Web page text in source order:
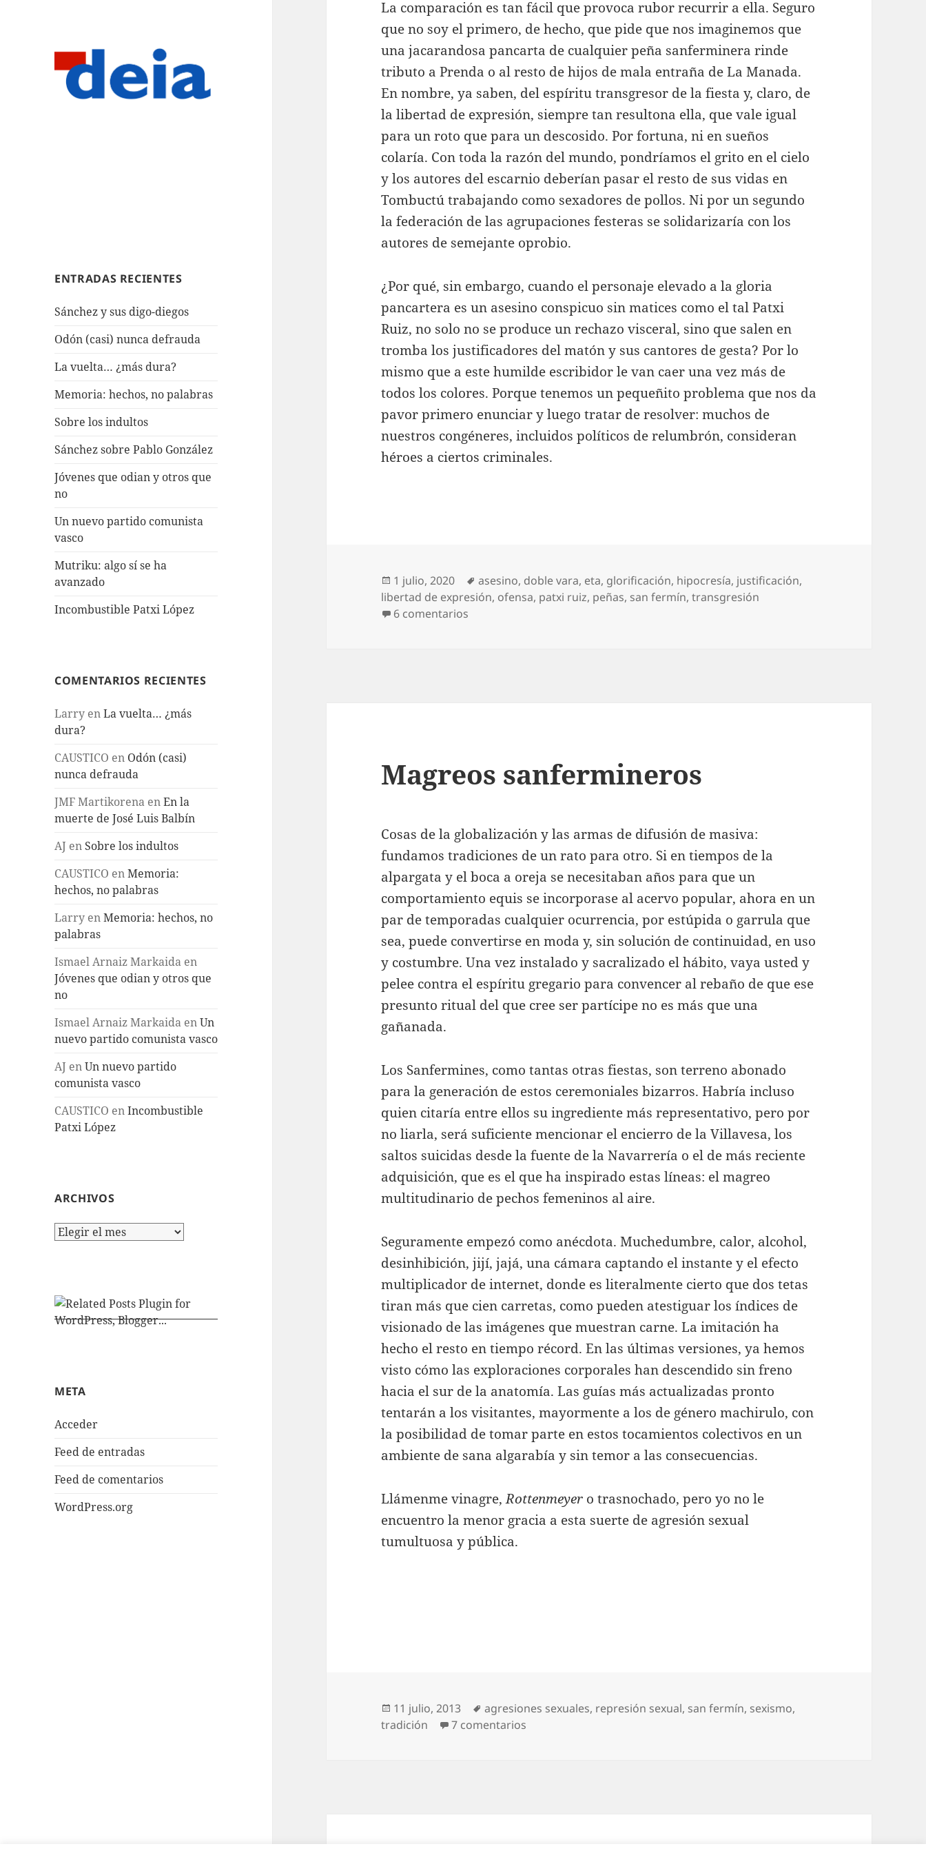
ENTRADAS RECIENTES
Sánchez y sus digo-diegos
Odón (casi) nunca defrauda
La vuelta… ¿más dura?
Memoria: hechos, no palabras
Sobre los indultos
Sánchez sobre Pablo González
Jóvenes que odian y otros que
no
Un nuevo partido comunista
vasco
Mutriku: algo sí se ha
avanzado
Incombustible Patxi López
COMENTARIOS RECIENTES
Larry enLa vuelta… ¿más
dura?
CAUSTICO en Odón (casi)
nunca defrauda
JMF Martikorena enEn la
muerte de José Luis Balbín
AJ en Sobre los indultos
CAUSTICO enMemoria:
hechos, no palabras
Larry enMemoria: hechos, no
palabras
Ismael Arnaiz Markaida en
Jóvenes que odian y otros que
no
Ismael Arnaiz Markaida enUn
nuevo partido comunista vasco
AJ enUn nuevo partido
comunista vasco
CAUSTICO enIncombustible
Patxi López
ARCHIVOS
Archivos
META
Acceder
Feed de entradas
Feed de comentarios
WordPress.org
La comparación es tan fácil que provoca rubor recurrir a ella. Seguro
que no soy el primero, de hecho, que pide que nos imaginemos que
una jacarandosa pancarta de cualquier peña sanferminera rinde
tributo a Prenda o al resto de hijos de mala entraña de La Manada.
En nombre, ya saben, del espíritu transgresor de la fiesta y, claro, de
la libertad de expresión, siempre tan resultona ella, que vale igual
para un roto que para un descosido. Por fortuna, ni en sueños
colaría. Con toda la razón del mundo, pondríamos el grito en el cielo
y los autores del escarnio deberían pasar el resto de sus vidas en
Tombuctú trabajando como sexadores de pollos. Ni por un segundo
la federación de las agrupaciones festeras se solidarizaría con los
autores de semejante oprobio.
¿Por qué, sin embargo, cuando el personaje elevado a la gloria
pancartera es un asesino conspicuo sin matices como el tal Patxi
Ruiz, no solo no se produce un rechazo visceral, sino que salen en
tromba los justificadores del matón y sus cantores de gesta? Por lo
mismo que a este humilde escribidor le van caer una vez más de
todos los colores. Porque tenemos un pequeñito problema que nos da
pavor primero enunciar y luego tratar de resolver: muchos de
nuestros congéneres, incluidos políticos de relumbrón, consideran
héroes a ciertos criminales.
Publicado
el
1 julio, 2020 Etiquetas
asesino, doble vara, eta, glorificación, hipocresía, justificación,
libertad de expresión, ofensa, patxi ruiz, peñas, san fermín,transgresión
6 comentarios
Magreos sanfermineros
Cosas de la globalización y las armas de difusión de masiva:
fundamos tradiciones de un rato para otro. Si en tiempos de la
alpargata y el boca a oreja se necesitaban años para que un
comportamiento equis se incorporase al acervo popular, ahora en un
par de temporadas cualquier ocurrencia, por estúpida o garrula que
sea, puede convertirse en moda y, sin solución de continuidad, en uso
y costumbre. Una vez instalado y sacralizado el hábito, vaya usted y
pelee contra el espíritu gregario para convencer al rebaño de que ese
presunto ritual del que cree ser partícipe no es más que una
gañanada.
Los Sanfermines, como tantas otras fiestas, son terreno abonado
para la generación de estos ceremoniales bizarros. Habría incluso
quien citaría entre ellos su ingrediente más representativo, pero por
no liarla, será suficiente mencionar el encierro de la Villavesa, los
saltos suicidas desde la fuente de la Navarrería o el de más reciente
adquisición, que es el que ha inspirado estas líneas: el magreo
multitudinario de pechos femeninos al aire.
Seguramente empezó como anécdota. Muchedumbre, calor, alcohol,
desinhibición, jijí, jajá, una cámara captando el instante y el efecto
multiplicador de internet, donde es literalmente cierto que dos tetas
tiran más que cien carretas, como pueden atestiguar los índices de
visionado de las imágenes que muestran carne. La imitación ha
hecho el resto en tiempo récord. En las últimas versiones, ya hemos
visto cómo las exploraciones corporales han descendido sin freno
hacia el sur de la anatomía. Las guías más actualizadas pronto
tentarán a los visitantes, mayormente a los de género machirulo, con
la posibilidad de tomar parte en estos tocamientos colectivos en un
ambiente de sana algarabía y sin temor a las consecuencias.
Llámenme vinagre,Rottenmeyer o trasnochado, pero yo no le
encuentro la menor gracia a esta suerte de agresión sexual
tumultuosa y pública.
Publicado
el
11 julio, 2013 Etiquetas
agresiones sexuales, represión sexual, san fermín, sexismo,
tradición
7 comentarios